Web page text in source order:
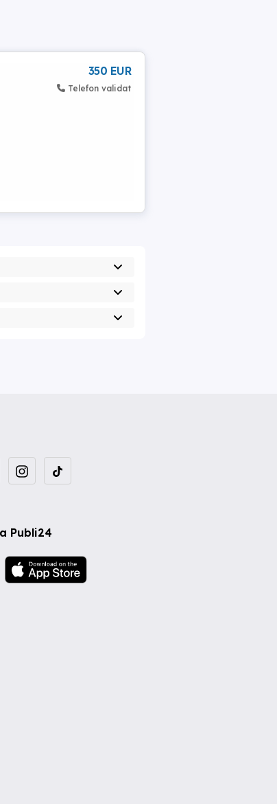
350 EUR
Telefon validat
Publi24